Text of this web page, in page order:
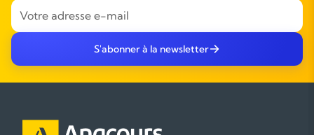
S'abonner à la newsletter